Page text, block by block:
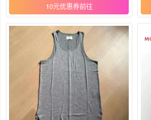
10元优惠券